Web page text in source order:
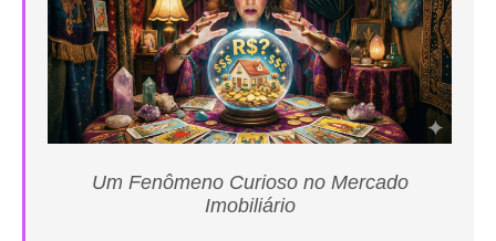
Um Fenômeno Curioso no Mercado
Imobiliário